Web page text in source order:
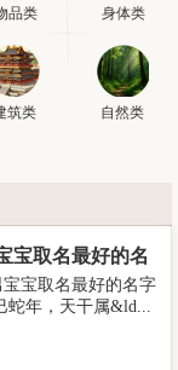
品类 身体类
筑类 自然类
宝取名最好的名
宝宝取名最好的名字
蛇年，天干属&ld...